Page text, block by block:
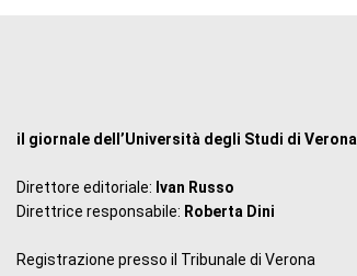
il giornale dell’Università degli Studi di Verona
Direttore editoriale: Ivan Russo
Direttrice responsabile: Roberta Dini
Registrazione presso il Tribunale di Verona